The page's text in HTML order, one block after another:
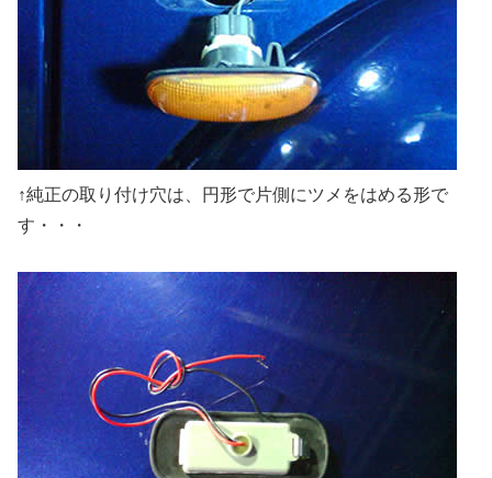
↑純正の取り付け穴は、円形で片側にツメをはめる形で
す・・・